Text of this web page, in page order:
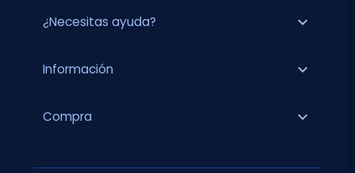
¿Necesitas ayuda? expand_more
Información expand_more
Compra expand_more